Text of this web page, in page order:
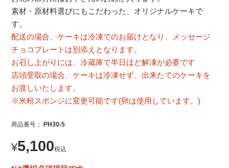
素材・原材料選びにもこだわった、オリジナルケーキで
す。
配送の場合、ケーキは冷凍でのお届けとなり、メッセージ
チョコプレートは別添えとなります。
お召し上がりには、冷蔵庫で半日ほど解凍が必要です
店頭受取の場合、ケーキは冷凍せず、出来たてのケーキを
お渡しいたします。
※米粉スポンジに変更可能です(卵は使用しています。)
商品番号 PH30-5
¥5,100税込